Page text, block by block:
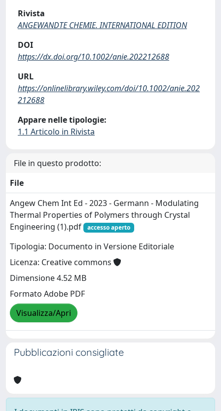
Rivista
ANGEWANDTE CHEMIE. INTERNATIONAL EDITION
DOI
https://dx.doi.org/10.1002/anie.202212688
URL
https://onlinelibrary.wiley.com/doi/10.1002/anie.202
212688
Appare nelle tipologie:
1.1 Articolo in Rivista
File in questo prodotto:
File
Angew Chem Int Ed - 2023 - Germann - Modulating
Thermal Properties of Polymers through Crystal
Engineering (1).pdf
accesso aperto
Tipologia: Documento in Versione Editoriale
Licenza: Creative commons
Dimensione 4.52 MB
Formato Adobe PDF
Visualizza/Apri
Pubblicazioni consigliate